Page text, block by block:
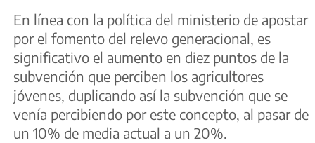
En línea con la política del ministerio de apostar
por el fomento del relevo generacional, es
significativo el aumento en diez puntos de la
subvención que perciben los agricultores
jóvenes, duplicando así la subvención que se
venía percibiendo por este concepto, al pasar de
un 10% de media actual a un 20%.